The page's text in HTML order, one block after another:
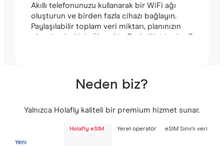
Akıllı telefonunuzu kullanarak bir WiFi ağı
oluşturun ve birden fazla cihazı bağlayın.
Paylaşılabilir toplam veri miktarı, planınızın
süresine bağlıdır (örneğin, 7 günlük bir plan 7
Neden biz?
Yalnızca Holafly kaliteli bir premium hizmet sunar.
Holafly eSIM Yerel operatör eSIM Sınırlı veri
Yeni